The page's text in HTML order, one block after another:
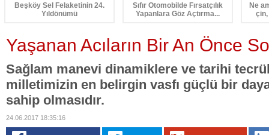
Beşköy Sel Felaketinin 24.
Yıldönümü
Sıfır Otomobilde Fırsatçılık
Yapanlara Göz Açtırma...
Ne
Yaşanan Acıların Bir An Önce
Sağlam manevi dinamiklere ve tarihi
milletimizin en belirgin vasfı güçlü bir
sahip olmasıdır.
24.06.2017 18:35:16